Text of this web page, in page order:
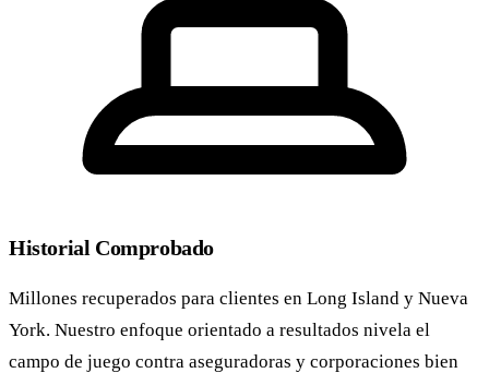
Historial Comprobado
Millones recuperados para clientes en Long Island y Nueva
York. Nuestro enfoque orientado a resultados nivela el
campo de juego contra aseguradoras y corporaciones bien